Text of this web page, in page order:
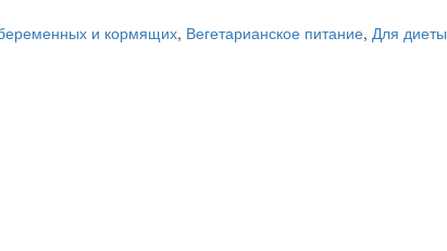
и кормящих, Вегетарианское питание, Для диеты